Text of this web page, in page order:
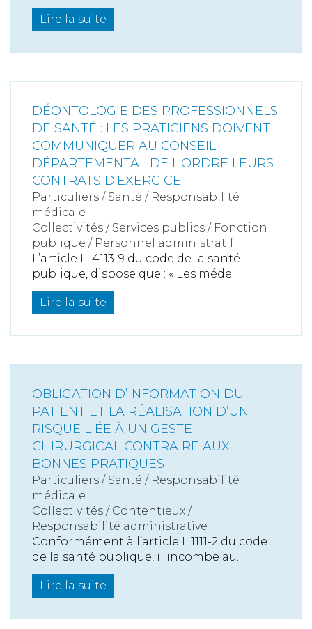
Lire la suite
DÉONTOLOGIE DES PROFESSIONNELS
DE SANTÉ : LES PRATICIENS DOIVENT
COMMUNIQUER AU CONSEIL
DÉPARTEMENTAL DE L'ORDRE LEURS
CONTRATS D'EXERCICE
Particuliers / Santé / Responsabilité
médicale
Collectivités / Services publics / Fonction
publique / Personnel administratif
L’article L. 4113-9 du code de la santé
publique, dispose que : « Les méde...
Lire la suite
OBLIGATION D’INFORMATION DU
PATIENT ET LA RÉALISATION D’UN
RISQUE LIÉE À UN GESTE
CHIRURGICAL CONTRAIRE AUX
BONNES PRATIQUES
Particuliers / Santé / Responsabilité
médicale
Collectivités / Contentieux /
Responsabilité administrative
Conformément à l’article L.1111-2 du code
de la santé publique, il incombe au...
Lire la suite